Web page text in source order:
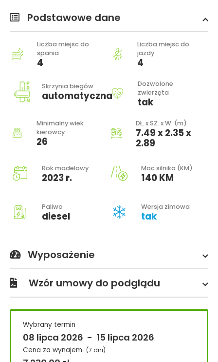
Podstawowe dane
Liczba miejsc do
spania
4
Liczba miejsc do
jazdy
4
Skrzynia biegów
automatyczna
Dozwolone
zwierzęta
tak
Minimalny wiek
kierowcy
26
DŁ. x SZ. x W. (m)
7.49 x 2.35 x
2.89
Rok modelowy
2023 r.
Moc silnika (KM)
140 KM
Paliwo
diesel
Wersja zimowa
tak
Wyposażenie
Wzór umowy do podglądu
Wybrany termin
08 lipca 2026 - 15 lipca 2026
Cena za wynajem (7 dni)